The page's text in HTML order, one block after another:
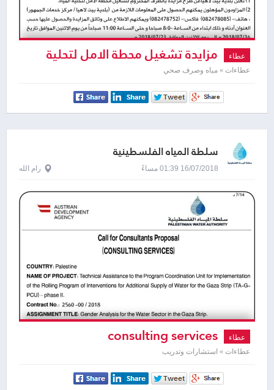
عطاء مزايدة تشغيل محطة الامل لتحلية
المياه
عطاءات » مياه وصرف صحي
سلطة المياه الفلسطينية
16/07/2018 01:39 مساءً رام الله
عطاء
عطاءات » استشارات وتدريب